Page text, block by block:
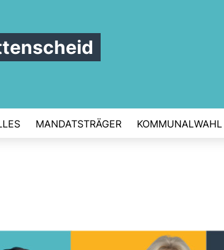
MANDATSTRÄGER